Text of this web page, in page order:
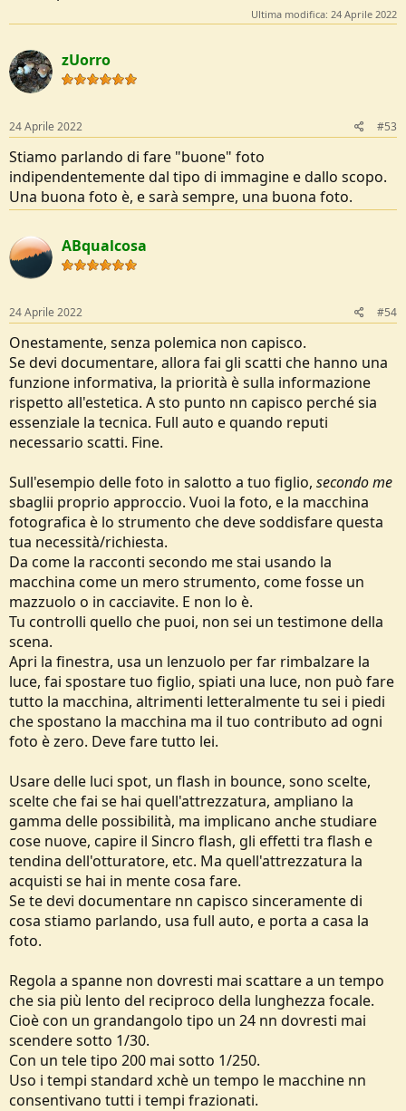
Ultima modifica: 24 Aprile 2022
zUorro
24 Aprile 2022 #53
Stiamo parlando di fare "buone" foto
indipendentemente dal tipo di immagine e dallo scopo.
Una buona foto è, e sarà sempre, una buona foto.
ABqualcosa
24 Aprile 2022 #54
Onestamente, senza polemica non capisco.
Se devi documentare, allora fai gli scatti che hanno una
funzione informativa, la priorità è sulla informazione
rispetto all'estetica. A sto punto nn capisco perché sia
essenziale la tecnica. Full auto e quando reputi
necessario scatti. Fine.
Sull'esempio delle foto in salotto a tuo figlio, secondo me
sbaglii proprio approccio. Vuoi la foto, e la macchina
fotografica è lo strumento che deve soddisfare questa
tua necessità/richiesta.
Da come la racconti secondo me stai usando la
macchina come un mero strumento, come fosse un
mazzuolo o in cacciavite. E non lo è.
Tu controlli quello che puoi, non sei un testimone della
scena.
Apri la finestra, usa un lenzuolo per far rimbalzare la
luce, fai spostare tuo figlio, spiati una luce, non può fare
tutto la macchina, altrimenti letteralmente tu sei i piedi
che spostano la macchina ma il tuo contributo ad ogni
foto è zero. Deve fare tutto lei.
Usare delle luci spot, un flash in bounce, sono scelte,
scelte che fai se hai quell'attrezzatura, ampliano la
gamma delle possibilità, ma implicano anche studiare
cose nuove, capire il Sincro flash, gli effetti tra flash e
tendina dell'otturatore, etc. Ma quell'attrezzatura la
acquisti se hai in mente cosa fare.
Se te devi documentare nn capisco sinceramente di
cosa stiamo parlando, usa full auto, e porta a casa la
foto.
Regola a spanne non dovresti mai scattare a un tempo
che sia più lento del reciproco della lunghezza focale.
Cioè con un grandangolo tipo un 24 nn dovresti mai
scendere sotto 1/30.
Con un tele tipo 200 mai sotto 1/250.
Uso i tempi standard xchè un tempo le macchine nn
consentivano tutti i tempi frazionati.